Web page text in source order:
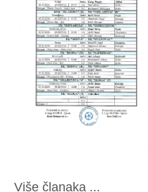
Više članaka ...